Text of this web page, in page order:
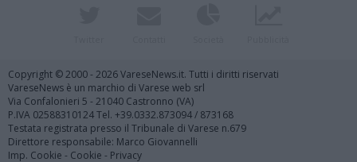
Copyright © 2000 - 2026 VareseNews.it. Tutti i diritti riservati
VareseNews è un marchio di Varese web srl
Via Confalonieri 5 - 21040 Castronno (VA)
P.IVA 02588310124 Tel. +39.0332.873094 / 873168
Testata registrata presso il Tribunale di Varese n.679
Direttore responsabile: Marco Giovannelli
Imp. Cookie - Cookie - Privacy